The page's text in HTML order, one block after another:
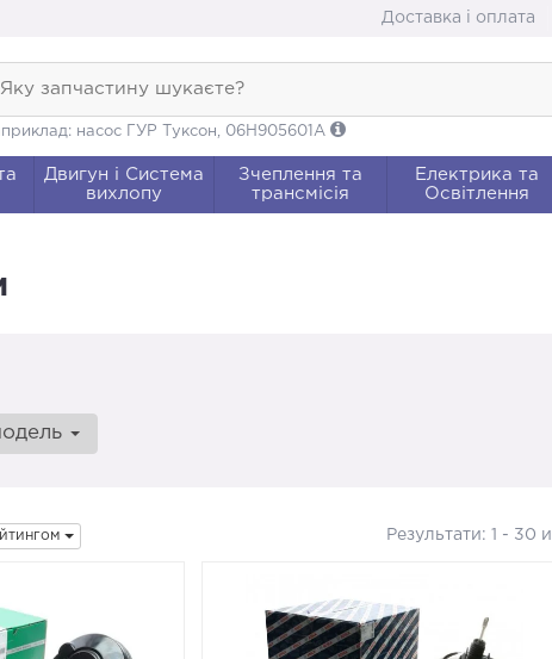
Доставка і оплата
Яку запчастину шукаєте?
насос ГУР Туксон, 06H905601A
Двигун і Система
вихлопу
Зчеплення та
трансмісія
Електрика та
Освітлення
Результати: 1 - 30